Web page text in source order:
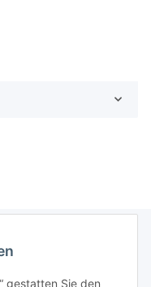
gestatten Sie den